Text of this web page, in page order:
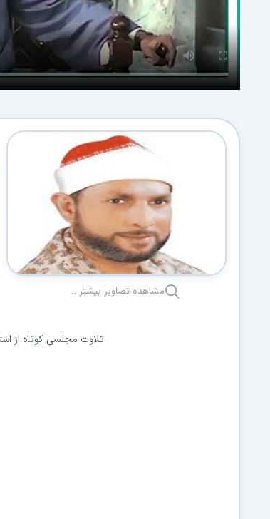
مشاهده تصاویر بیشتر ...
تلاوت مجلسی کوتاه از استاد محمد